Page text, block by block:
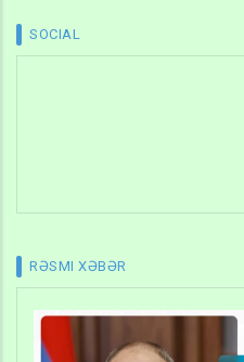
SOCIAL
RƏSMI XƏBƏR